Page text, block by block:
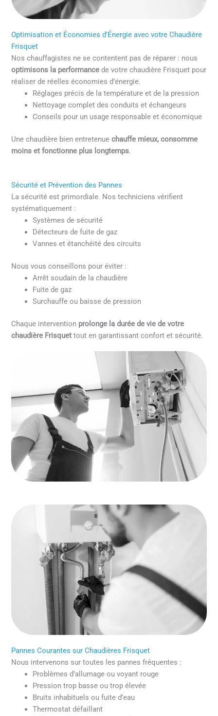
Optimisation et Économies d’Énergie avec votre Chaudière
Frisquet
Nos chauffagistes ne se contentent pas de réparer : nous
optimisons la performance de votre chaudière Frisquet pour
réaliser de réelles économies d’énergie.
Réglages précis de la température et de la pression
Nettoyage complet des conduits et échangeurs
Conseils pour un usage responsable et économique
Une chaudière bien entretenuechauffe mieux, consomme
moins et fonctionne plus longtemps.
Sécurité et Prévention des Pannes
La sécurité est primordiale. Nos techniciens vérifient
systématiquement :
Systèmes de sécurité
Détecteurs de fuite de gaz
Vannes et étanchéité des circuits
Nous vous conseillons pour éviter :
Arrêt soudain de la chaudière
Fuite de gaz
Surchauffe ou baisse de pression
Chaque intervention prolonge la durée de vie de votre
chaudière Frisquet tout en garantissant confort et sécurité.
Pannes Courantes sur Chaudières Frisquet
Nous intervenons sur toutes les pannes fréquentes :
Problèmes d’allumage ou voyant rouge
Pression trop basse ou trop élevée
Bruits inhabituels ou fuite d’eau
Thermostat défaillant